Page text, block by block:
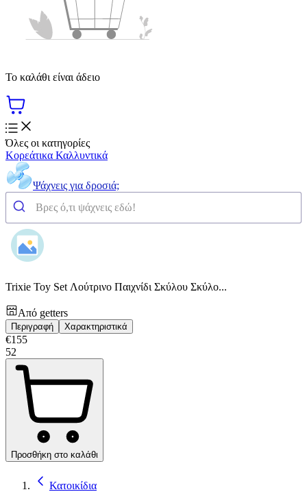
Το καλάθι είναι άδειο
Όλες οι κατηγορίες
Κορεάτικα Καλλυντικά
Ψάχνεις για δροσιά;
Trixie Toy Set Λούτρινο Παιχνίδι Σκύλου Σκύλο...
Από getters
Περιγραφή Χαρακτηριστικά
€155
52
Προσθήκη στο καλάθι
Κατοικίδια